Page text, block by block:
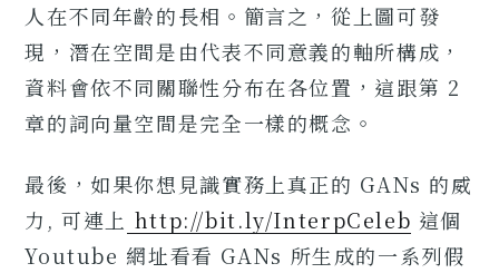
人在不同年齡的長相。簡言之，從上圖可發
現，潛在空間是由代表不同意義的軸所構成，
資料會依不同關聯性分布在各位置，這跟第 2
章的詞向量空間是完全一樣的概念。
最後，如果你想見識實務上真正的 GANs 的威
力, 可連上 http://bit.ly/InterpCeleb 這個
Youtube 網址看看 GANs 所生成的一系列假